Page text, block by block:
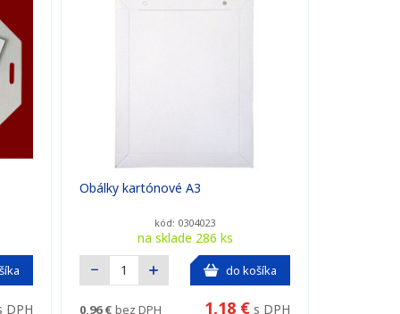
DPH
Obálky kartónové A3
kód: 0304023
na sklade 286 ks
do košíka
0,96 € bez DPH 1,18 € s DPH